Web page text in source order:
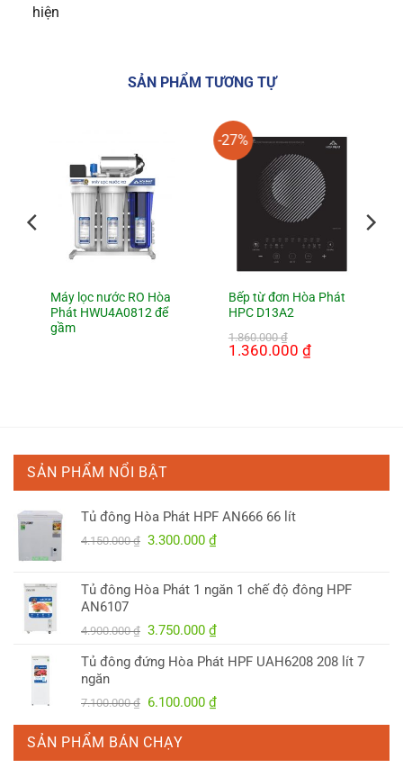
hiện
SẢN PHẨM TƯƠNG TỰ
Máy lọc nước RO Hòa
Phát HWU4A0812 để
gầm
-27%
Bếp từ đơn Hòa Phát
HPC D13A2
1.860.000₫
Giá
gốc
1.360.000 ₫Giá
hiện
SẢN PHẨM NỔI BẬT
Tủ đông Hòa Phát HPF AN666 66 lít
4.150.000₫ Giá
4.150.000 ₫.
3.300.000 ₫Giá
là:
Tủ đông Hòa Phát 1 ngăn 1 chế độ đông HPF
AN6107
4.900.000₫ Giá
là:
3.750.000 ₫Giá
tại
3.750.000 ₫.
Tủ đông đứng Hòa Phát HPF UAH6208 208 lít 7
ngăn
7.100.000₫ Giá
là:
7.100.000 ₫.
6.100.000 ₫Giá
là:
SẢN PHẨM BÁN CHẠY